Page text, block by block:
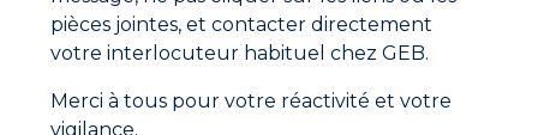
Pour accompagner les particuliers dans leurs
travaux d’entretien et de rénovation, GEB propose
SILICONE SANITAIRE MULTI-SUPPORTS
pièces jointes, et contacter directement
votre interlocuteur habituel chez GEB.
Merci à tous pour votre réactivité et votre
vigilance.